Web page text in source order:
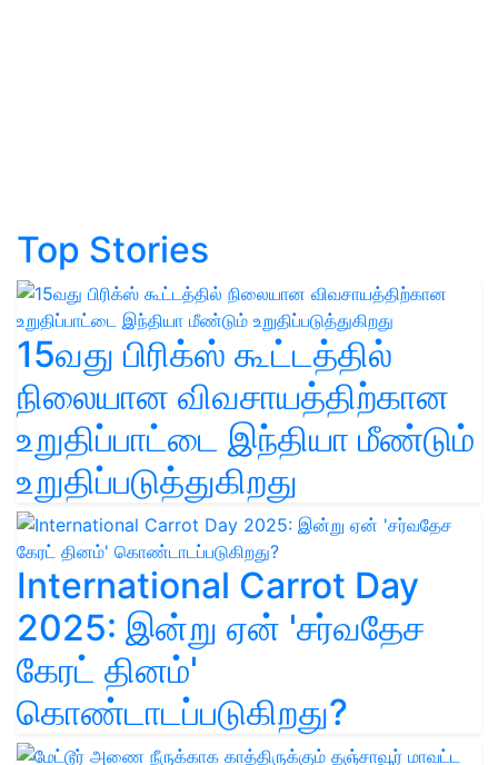
Top Stories
15வது பிரிக்ஸ் கூட்டத்தில்
நிலையான விவசாயத்திற்கான
உறுதிப்பாட்டை இந்தியா மீண்டும்
உறுதிப்படுத்துகிறது
International Carrot Day
2025: இன்று ஏன் 'சர்வதேச
கேரட் தினம்'
கொண்டாடப்படுகிறது?